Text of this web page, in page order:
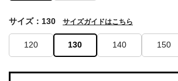
120 130 140 150
サイズ：130 サイズガイドはこちら